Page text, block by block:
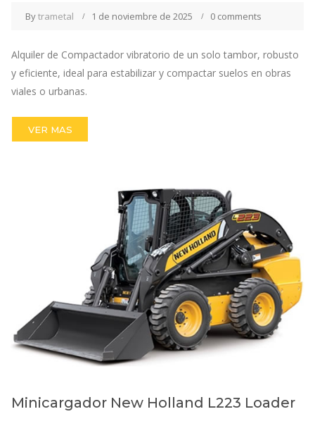
Bytrametal 1 de noviembre de 2025 0 comments
Alquiler de Compactador vibratorio de un solo tambor, robusto
y eficiente, ideal para estabilizar y compactar suelos en obras
viales o urbanas.
VER MAS
Minicargador New Holland L223 Loader